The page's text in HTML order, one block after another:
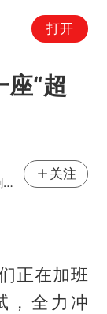
打开
“超
关注
正在加班
，全力冲